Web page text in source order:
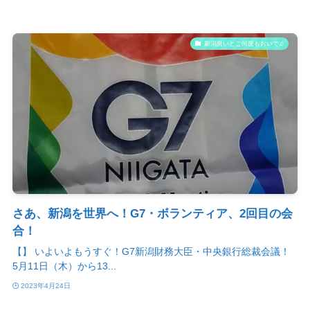
新潟良いとこ何度もおいで♫
さあ、新潟を世界へ！G7・ボランティア、2回目の会
合！
【】 いよいよもうすぐ！G7新潟財務大臣・中央銀行総裁会議！
5月11日（木）から13...
2023年4月24日